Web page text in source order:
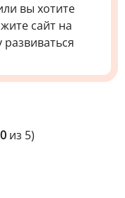
вы хотите
сайт на
из 5)